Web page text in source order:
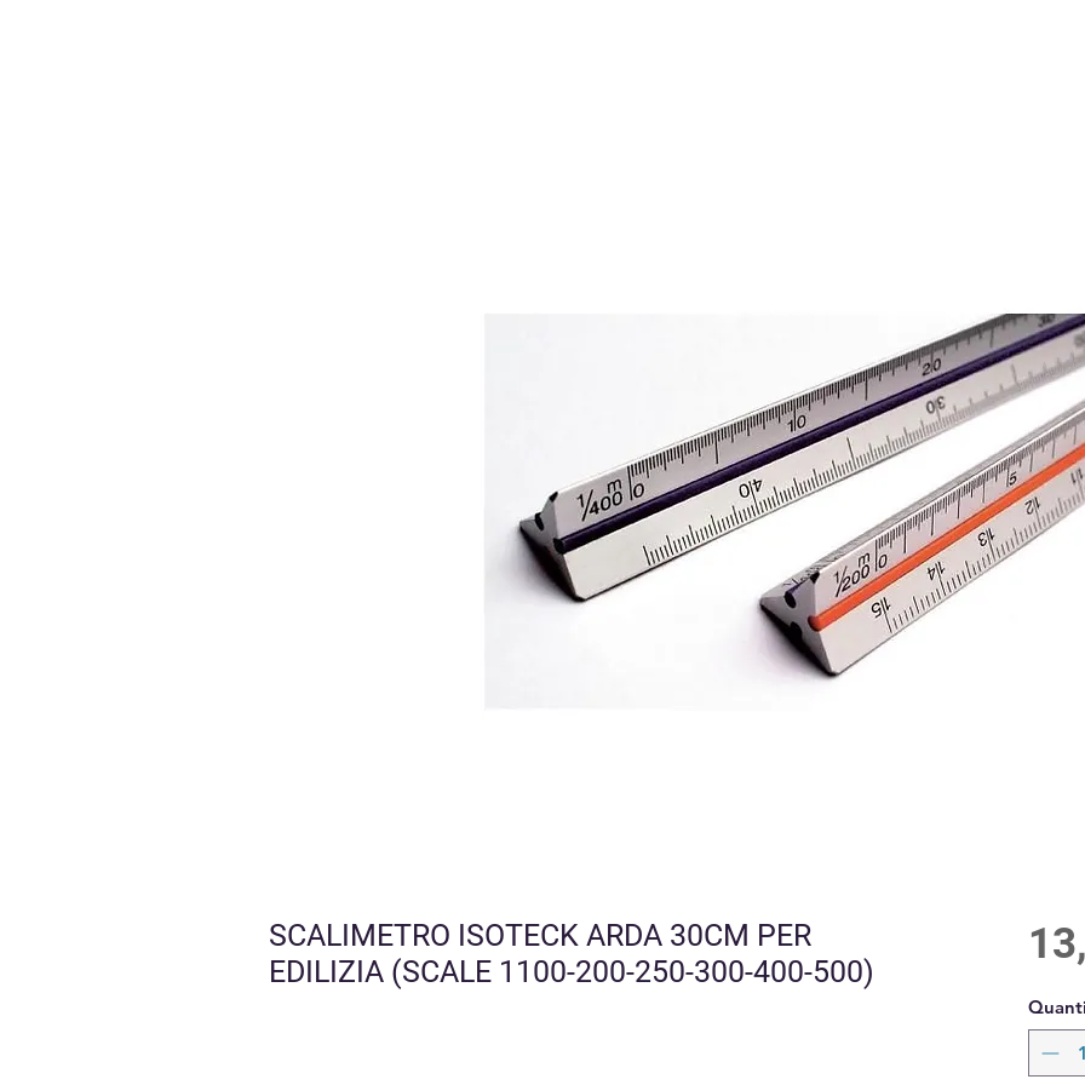
SCALIMETRO ISOTECK ARDA 30CM PER
EDILIZIA (SCALE 1100-200-250-300-400-500)